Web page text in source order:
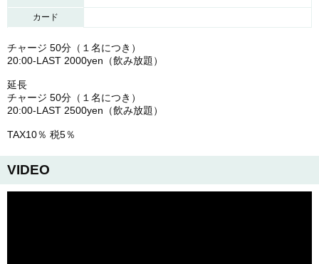
カード
チャージ 50分（１名につき）
20:00-LAST 2000yen（飲み放題）
延長
チャージ 50分（１名につき）
20:00-LAST 2500yen（飲み放題）
TAX10％ 税5％
VIDEO